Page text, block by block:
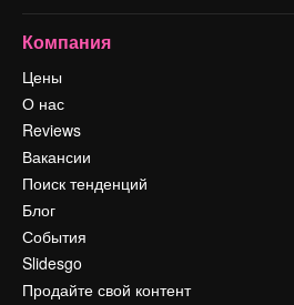
Компания
Цены
О нас
Reviews
Вакансии
Поиск тенденций
Блог
События
Slidesgo
Продайте свой контент